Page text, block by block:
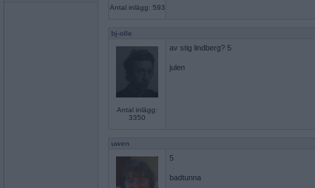
Antal inlägg: 593
bj-olle
Antal inlägg:
3350
av stig lindberg? 5
julen
uwen
5
badtunna